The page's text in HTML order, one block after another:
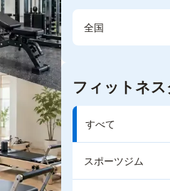
全国
フィットネ
すべて
スポーツジム